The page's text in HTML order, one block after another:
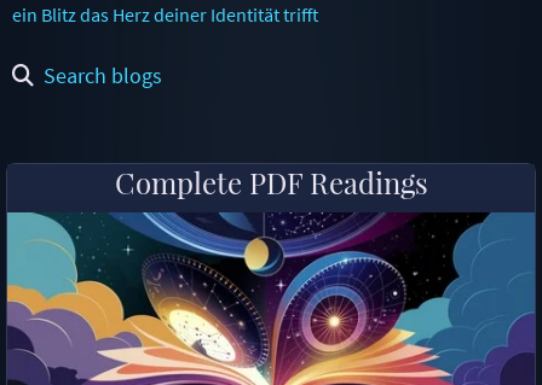
ein Blitz das Herz deiner Identität trifft
Search blogs
Complete PDF Readings